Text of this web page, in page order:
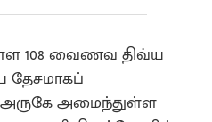
108 வைணவ திவ்ய
தேசமாகப்
அருகே அமைந்துள்ள